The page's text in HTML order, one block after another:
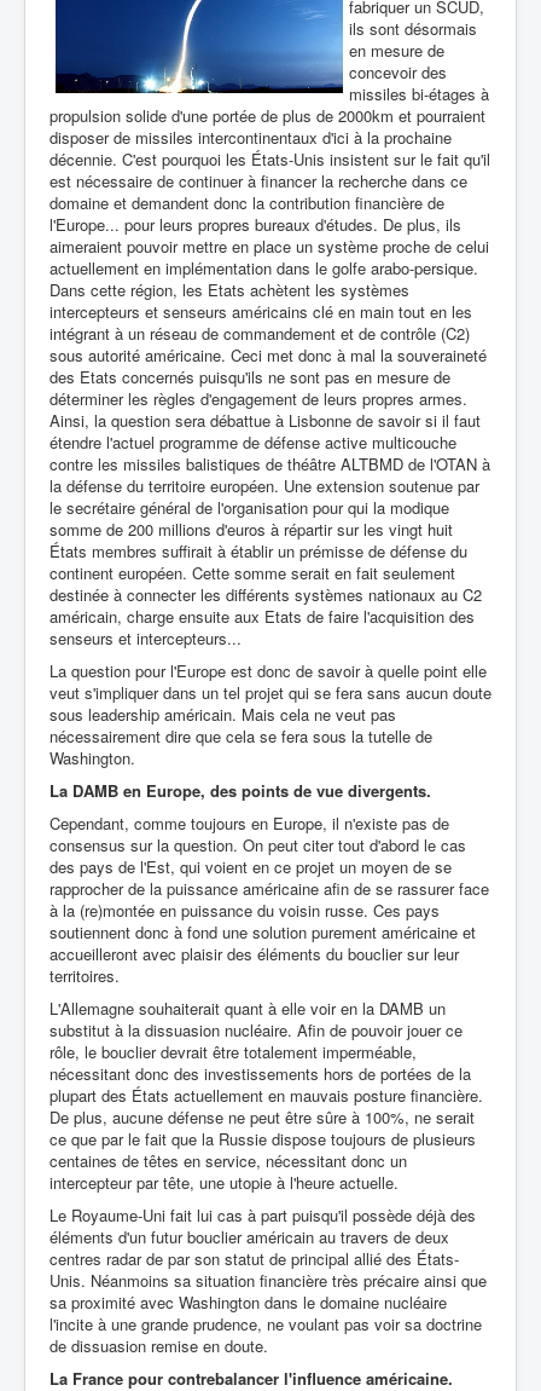
fabriquer un SCUD,
ils sont désormais
en mesure de
concevoir des
missiles bi-étages à
propulsion solide d'une portée de plus de 2000km et pourraient
disposer de missiles intercontinentaux d'ici à la prochaine
décennie. C'est pourquoi les États-Unis insistent sur le fait qu'il
est nécessaire de continuer à financer la recherche dans ce
domaine et demandent donc la contribution financière de
l'Europe... pour leurs propres bureaux d'études. De plus, ils
aimeraient pouvoir mettre en place un système proche de celui
actuellement en implémentation dans le golfe arabo-persique.
Dans cette région, les Etats achètent les systèmes
intercepteurs et senseurs américains clé en main tout en les
intégrant à un réseau de commandement et de contrôle (C2)
sous autorité américaine. Ceci met donc à mal la souveraineté
des Etats concernés puisqu'ils ne sont pas en mesure de
déterminer les règles d'engagement de leurs propres armes.
Ainsi, la question sera débattue à Lisbonne de savoir si il faut
étendre l'actuel programme de défense active multicouche
contre les missiles balistiques de théâtre ALTBMD de l'OTAN à
la défense du territoire européen. Une extension soutenue par
le secrétaire général de l'organisation pour qui la modique
somme de 200 millions d'euros à répartir sur les vingt huit
États membres suffirait à établir un prémisse de défense du
continent européen. Cette somme serait en fait seulement
destinée à connecter les différents systèmes nationaux au C2
américain, charge ensuite aux Etats de faire l'acquisition des
senseurs et intercepteurs...
La question pour l'Europe est donc de savoir à quelle point elle
veut s'impliquer dans un tel projet qui se fera sans aucun doute
sous leadership américain. Mais cela ne veut pas
nécessairement dire que cela se fera sous la tutelle de
Washington.
La DAMB en Europe, des points de vue divergents.
Cependant, comme toujours en Europe, il n'existe pas de
consensus sur la question. On peut citer tout d'abord le cas
des pays de l'Est, qui voient en ce projet un moyen de se
rapprocher de la puissance américaine afin de se rassurer face
à la (re)montée en puissance du voisin russe. Ces pays
soutiennent donc à fond une solution purement américaine et
accueilleront avec plaisir des éléments du bouclier sur leur
territoires.
L'Allemagne souhaiterait quant à elle voir en la DAMB un
substitut à la dissuasion nucléaire. Afin de pouvoir jouer ce
rôle, le bouclier devrait être totalement imperméable,
nécessitant donc des investissements hors de portées de la
plupart des États actuellement en mauvais posture financière.
De plus, aucune défense ne peut être sûre à 100%, ne serait
ce que par le fait que la Russie dispose toujours de plusieurs
centaines de têtes en service, nécessitant donc un
intercepteur par tête, une utopie à l'heure actuelle.
Le Royaume-Uni fait lui cas à part puisqu'il possède déjà des
éléments d'un futur bouclier américain au travers de deux
centres radar de par son statut de principal allié des États-
Unis. Néanmoins sa situation financière très précaire ainsi que
sa proximité avec Washington dans le domaine nucléaire
l'incite à une grande prudence, ne voulant pas voir sa doctrine
de dissuasion remise en doute.
La France pour contrebalancer l'influence américaine.